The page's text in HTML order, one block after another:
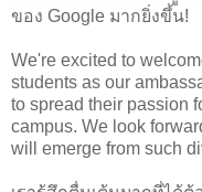
ของ Google มากยิ่งขึ้น!
We're excited to
students as our
to spread their passion
campus. We look
will emerge from such